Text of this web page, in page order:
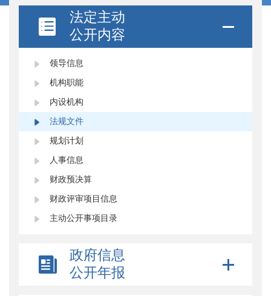
法定主动
公开内容
领导信息
机构职能
内设机构
法规文件
规划计划
人事信息
财政预决算
财政评审项目信息
主动公开事项目录
政府信息
公开年报